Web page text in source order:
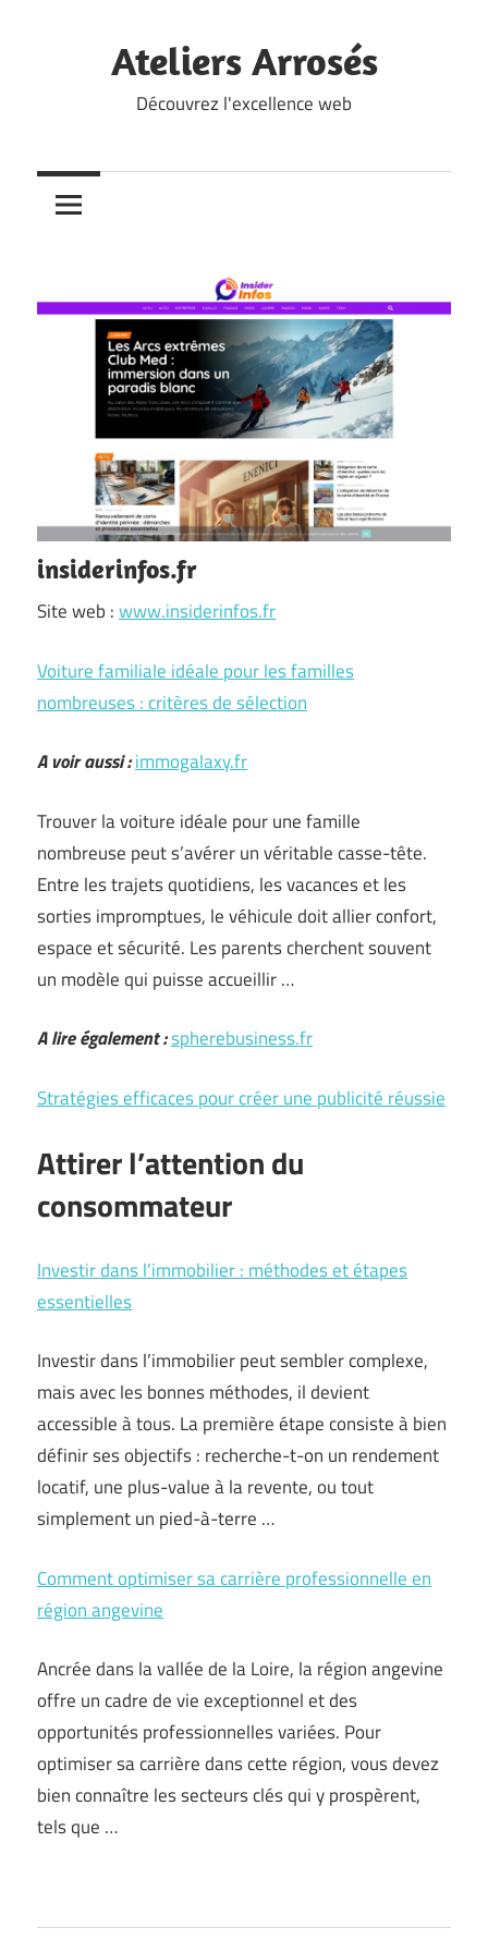
Ateliers Arrosés
Découvrez l'excellence web
insiderinfos.fr
Site web :www.insiderinfos.fr
Voiture familiale idéale pour les familles
nombreuses : critères de sélection
A voir aussi :immogalaxy.fr
Trouver la voiture idéale pour une famille
nombreuse peut s’avérer un véritable casse-tête.
Entre les trajets quotidiens, les vacances et les
sorties impromptues, le véhicule doit allier confort,
espace et sécurité. Les parents cherchent souvent
un modèle qui puisse accueillir …
A lire également :spherebusiness.fr
Stratégies efficaces pour créer une publicité réussie
Attirer l’attention du
consommateur
Investir dans l’immobilier : méthodes et étapes
essentielles
Investir dans l’immobilier peut sembler complexe,
mais avec les bonnes méthodes, il devient
accessible à tous. La première étape consiste à bien
définir ses objectifs : recherche-t-on un rendement
locatif, une plus-value à la revente, ou tout
simplement un pied-à-terre …
Comment optimiser sa carrière professionnelle en
région angevine
Ancrée dans la vallée de la Loire, la région angevine
offre un cadre de vie exceptionnel et des
opportunités professionnelles variées. Pour
optimiser sa carrière dans cette région, vous devez
bien connaître les secteurs clés qui y prospèrent,
tels que …